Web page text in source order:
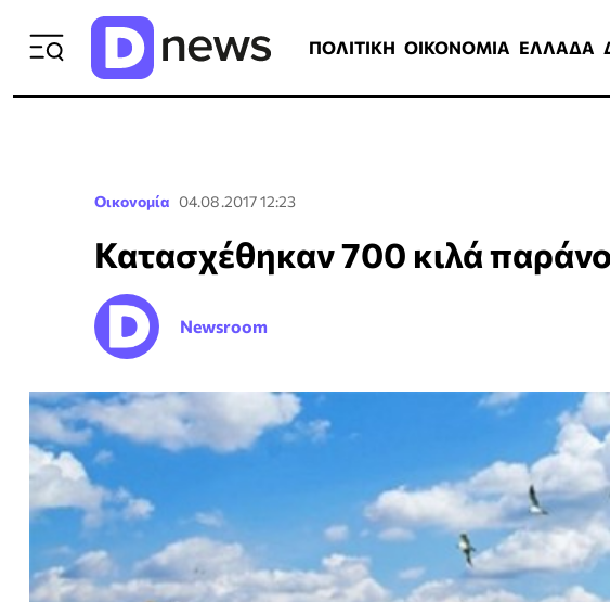
ΠΟΛΙΤΙΚΗ ΟΙΚΟΝΟΜΙΑ ΕΛΛΑΔΑ
Οικονομία 04.08.2017 12:23
Κατασχέθηκαν 700 κιλά
Newsroom